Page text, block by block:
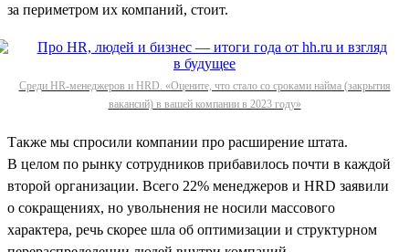
за периметром их компаний, стоит.
Среди HR-менеджеров и HRD. «Оцените, что стало со сроками найма (закрытия
вакансий) в вашей компании в 2023 году»
Также мы спросили компании про расширение штата.
В целом по рынку сотрудников прибавилось почти в каждой
второй организации. Всего 22% менеджеров и HRD заявили
о сокращениях, но увольнения не носили массового
характера, речь скорее шла об оптимизации и структурном